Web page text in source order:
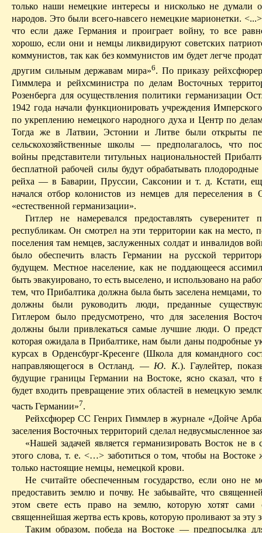
только наши немецкие интересы и нисколько не думали
народов. Это были всего-навсего немецкие марионетки.
что если даже Германия и проиграет войну, то все
хорошо, если они и немцы ликвидируют советских
коммунистов, так как без коммунистов им будет легче
другим сильным державам мира»6. По приказу
Гиммлера и рейхсминистра по делам Восточных
Розенберга для осуществления политики германизации
1942 года начали функционировать учреждения
по укреплению немецкого народного духа и Центр по
Тогда же в Латвии, Эстонии и Литве были открыты
сельскохозяйственные школы — предполагалось, что
войны представители титульных национальностей
бесплатной рабочей силы будут обрабатывать плодородные
рейха — в Баварии, Пруссии, Саксонии и т. д. Кстати,
начался отбор колонистов из немцев для переселения в
«естественной германизации».
Гитлер не намеревался предоставлять суверенитет
республикам. Он смотрел на эти территории как на место,
поселения там немцев, заслуженных солдат и инвалидов
было обеспечить власть Германии на русской
будущем. Местное население, как не поддающееся
быть эвакуировано, то есть выселено, и использовано на
тем, что Прибалтика должна была быть заселена немцами,
должны были руководить люди, преданные
Гитлером было предусмотрено, что для заселения
должны были привлекаться самые лучшие люди. О
которая ожидала в Прибалтике, нам были даны подробные
курсах в Орденсбург-Кресенге(Школа для командного
направляющегося вОстланд. — Ю. К.). Гаулейтер,
будущие границы Германии на Востоке, ясно сказал, что
будет входить превращение этих областей в немецкую
часть Германии»7.
РейхсфюрерСС ГенрихГиммлер в журнале «Дойче
заселения Восточных территорий сделал недвусмысленное
«Нашей задачей является германизировать Восток не в
этого слова, т. е. <…> заботиться о том, чтобы на
только настоящие немцы, немецкой крови.
Не считайте обеспеченным государство, если оно не
предоставить землю и почву. Не забывайте, что
этом свете есть право на землю, которую хотят сами
священнейшая жертва есть кровь, которую проливают за эту
Таким образом, победа на Востоке — предпосылка